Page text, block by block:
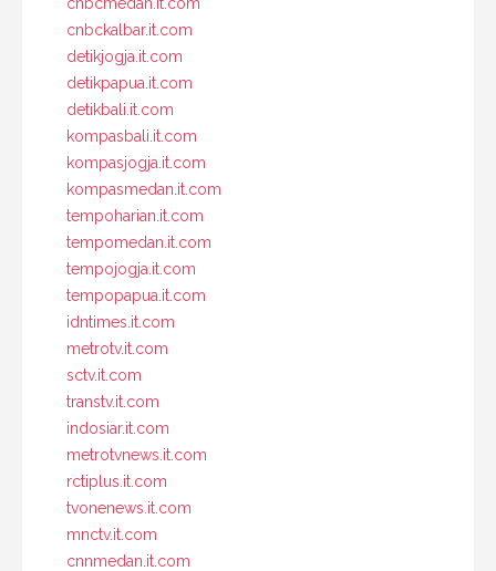
cnbckalbar.it.com
detikjogja.it.com
detikpapua.it.com
detikbali.it.com
kompasbali.it.com
kompasjogja.it.com
kompasmedan.it.com
tempoharian.it.com
tempomedan.it.com
tempojogja.it.com
tempopapua.it.com
idntimes.it.com
metrotv.it.com
sctv.it.com
transtv.it.com
indosiar.it.com
metrotvnews.it.com
rctiplus.it.com
tvonenews.it.com
mnctv.it.com
cnnmedan.it.com